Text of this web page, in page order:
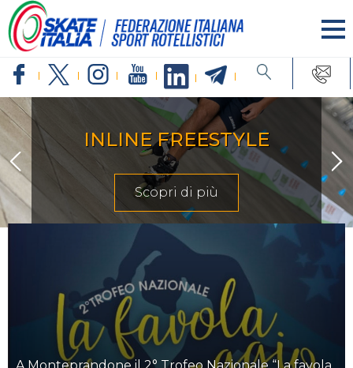
INLINE FREESTYLE
Scopri di più
A Monteprandone il 2° Trofeo Nazionale “La favola